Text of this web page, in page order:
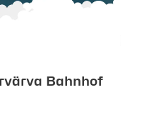
Bahnhof